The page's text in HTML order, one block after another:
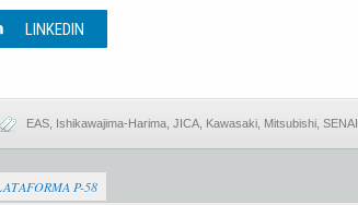
LINKEDIN
EAS Ishikawajima-Harima JICA Kawasaki Mitsubishi SENAI
P-58